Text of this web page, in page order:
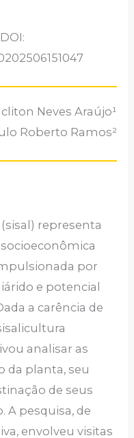
Neves Araújo¹
Roberto Ramos²
(sisal) representa
por
e potencial
a carência de
analisar as
da planta, seu
de seus
pesquisa, de
envolveu visitas